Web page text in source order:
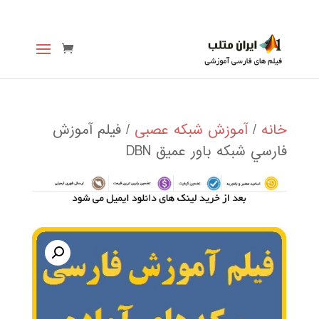
خانه /آموزش شبکه عصبی / فيلم آموزش
فارسي شبكه باور عميق DBN